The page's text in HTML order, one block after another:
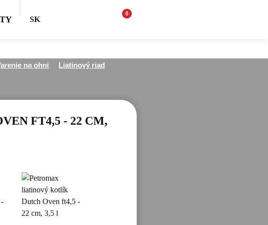
SK
0
na ohni
Liatinový riad
FT4,5 - 22 CM,